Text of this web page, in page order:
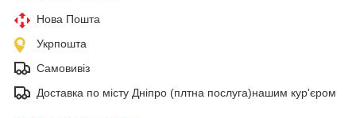
Нова Пошта
Укрпошта
Самовивіз
Доставка по місту Дніпро (плтна послуга)нашим кур'єром